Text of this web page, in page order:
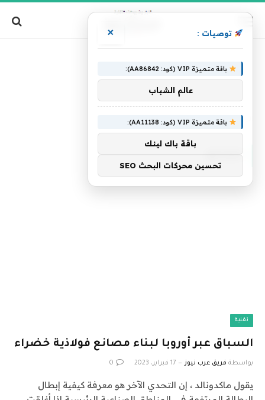
الرئيسية »مصانع
مصانع
تقنية
السباق عبر أوروبا لبناء مصانع فولاذية خضراء
بواسطة فريق عرب نيوز 17 فبراير، 2023 0
يقول ماكدونالد ، إن التحدي الآخر هو معرفة كيفية إبطال
توصيات : ×
باقة متميزة VIP (كود: AA86842):
عالم الشباب
باقة متميزة VIP (كود: AA11138):
باقة باك لينك
تحسين محركات البحث SEO